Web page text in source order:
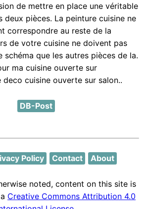
de mettre en place une véritable
deux pièces. La peinture cuisine ne
correspondre au reste de la
de votre cuisine ne doivent pas
schéma que les autres pièces de la.
ma cuisine ouverte sur
deco cuisine ouverte sur salon..
DB-Post
Policy Contact About
noted, content on this site is
Creative Commons Attribution 4.0